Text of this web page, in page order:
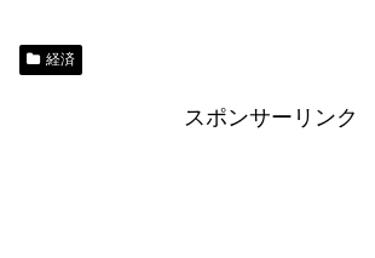
経済
スポンサーリンク